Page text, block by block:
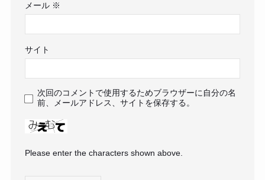
メール ※
サイト
次回のコメントで使用するためブラウザーに自分の名
前、メールアドレス、サイトを保存する。
Please enter the characters shown above.